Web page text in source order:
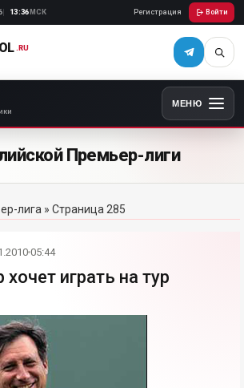
13:36 МСК Регистрация Войти
.RU
МЕНЮ
Премьер-лиги
лига » Страница 285
05:44
играть на тур